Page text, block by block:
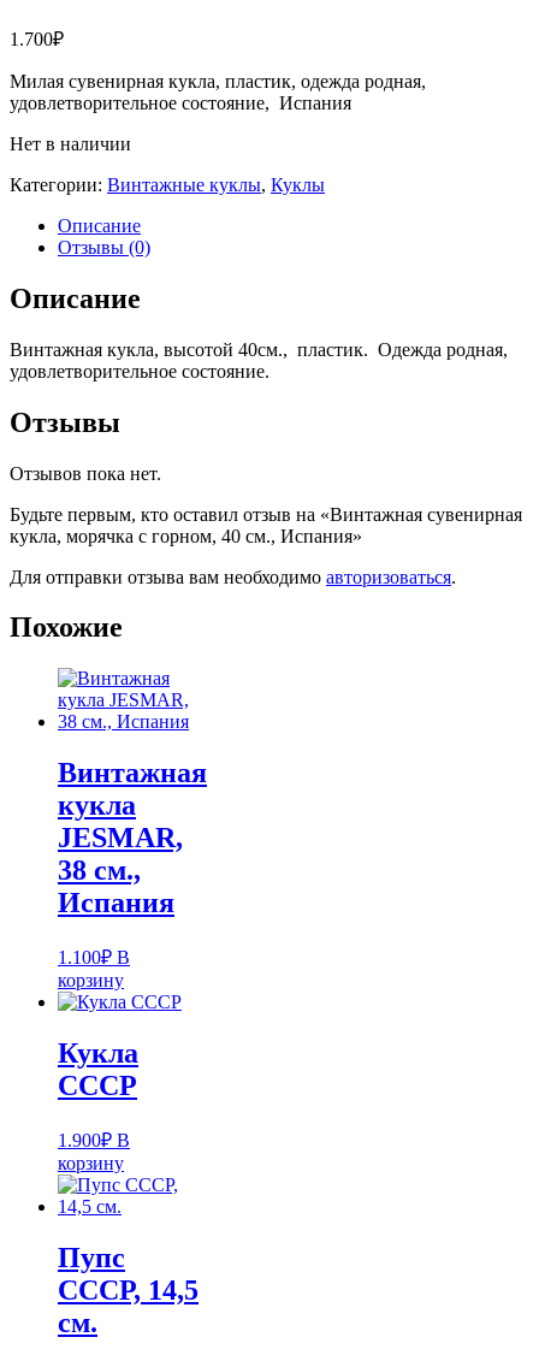
1.700₽
Милая сувенирная кукла, пластик, одежда родная,
удовлетворительное состояние, Испания
Нет в наличии
Категории: Винтажные куклы, Куклы
Описание
Отзывы (0)
Описание
Винтажная кукла, высотой 40см., пластик. Одежда родная,
удовлетворительное состояние.
Отзывы
Отзывов пока нет.
Будьте первым, кто оставил отзыв на «Винтажная сувенирная
кукла, морячка с горном, 40 см., Испания»
Для отправки отзыва вам необходимо авторизоваться.
Похожие
Винтажная
кукла
JESMAR,
38 см.,
Испания
1.100₽ В
корзину
Кукла
СССР
1.900₽ В
корзину
Пупс
СССР, 14,5
см.